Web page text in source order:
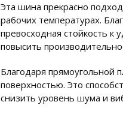
Эта шина прекрасно
рабочих температурах.
превосходная стойкость к
повысить
Благодаря прямоугольной
поверхностью. Это
снизить уровень шума и